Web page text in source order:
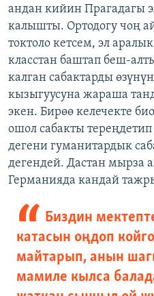
андан кийин Прагадагы
калышты. Ортодогу чоң
токтоло кетсем, эл
класстан баштап беш-
калган сабактарды
кызыгуусуна жараша
экен. Бирөө келечекте
ошол сабакты
дегени гуманитардык
дегендей. Дастан мырза
Германияда кандай
Биздин
катасын оңдоп
майтарып, анын
мамиле кылса